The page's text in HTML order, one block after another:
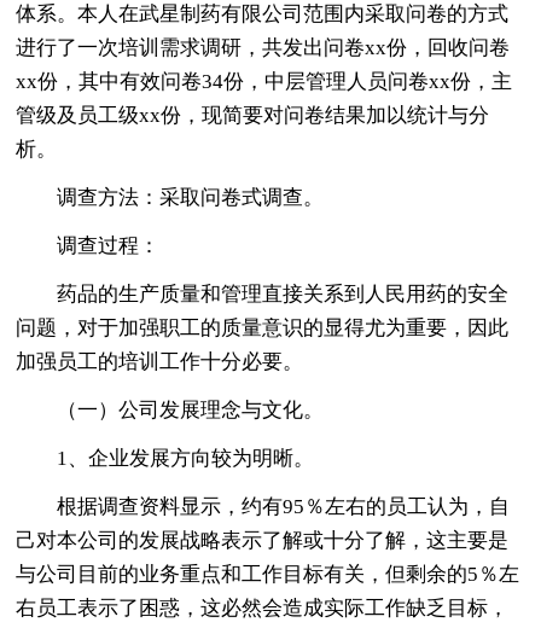
体系。本人在武星制药有限公司范围内采取问卷的方式
进行了一次培训需求调研，共发出问卷xx份，回收问卷
xx份，其中有效问卷34份，中层管理人员问卷xx份，主
管级及员工级xx份，现简要对问卷结果加以统计与分
析。
调查方法：采取问卷式调查。
调查过程：
药品的生产质量和管理直接关系到人民用药的安全
问题，对于加强职工的质量意识的显得尤为重要，因此
加强员工的培训工作十分必要。
（一）公司发展理念与文化。
1、企业发展方向较为明晰。
根据调查资料显示，约有95％左右的员工认为，自
己对本公司的发展战略表示了解或十分了解，这主要是
与公司目前的业务重点和工作目标有关，但剩余的5％左
右员工表示了困惑，这必然会造成实际工作缺乏目标，